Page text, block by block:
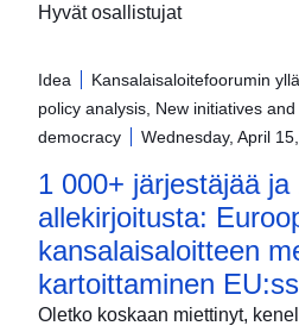
Hyvät osallistujat
Idea Kansalaisaloitefoorumin
policy analysis, New initiatives
democracy
Wednesday, April
1 000+ järjestäjää
allekirjoitusta:
kansalaisaloitteen
kartoittaminen
Oletko koskaan miettinyt,